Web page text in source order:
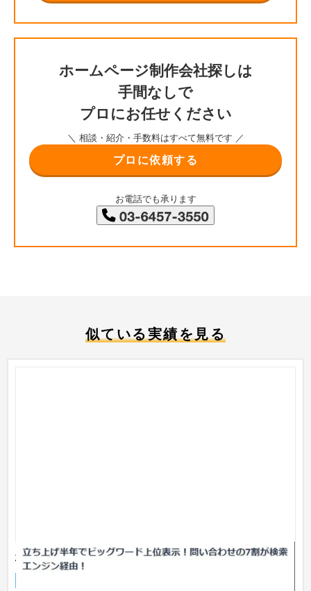
ホームページ制作会社探しは
手間なしで
プロにお任せください
＼ 相談・紹介・手数料はすべて無料です ／
プロに依頼する
お電話でも承ります
似ている実績を見る
株式会社ネオキャリア